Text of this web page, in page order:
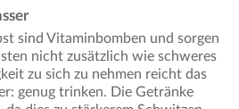
sind Vitaminbomben und sorgen
nicht zusätzlich wie schweres
zu sich zu nehmen reicht das
genug trinken. Die Getränke